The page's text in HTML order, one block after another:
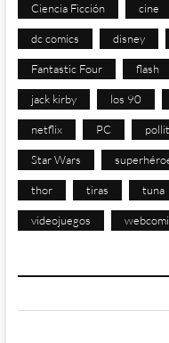
Ciencia Ficción cine
dc comics disney
Fantastic Four flash
jack kirby los 90
netflix PC
Star Wars
thor tiras tuna
videojuegos